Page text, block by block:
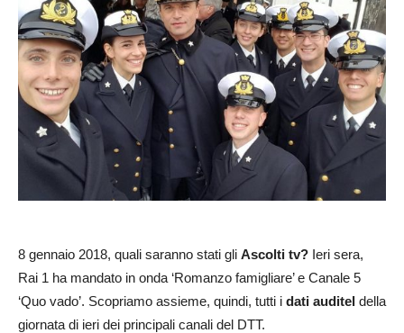
8 gennaio 2018, quali saranno stati gli Ascolti tv? Ieri sera,
Rai 1 ha mandato in onda ‘Romanzo famigliare’ e Canale 5
‘Quo vado’. Scopriamo assieme, quindi, tutti i dati auditel della
giornata di ieri dei principali canali del DTT.